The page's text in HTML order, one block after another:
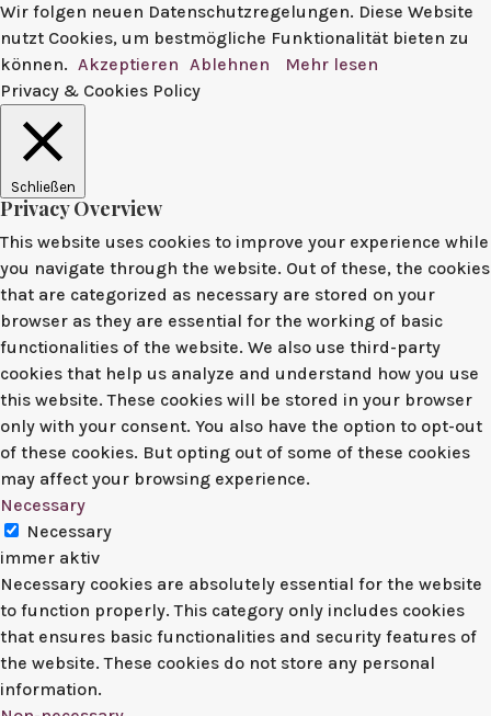
Wir folgen neuen Datenschutzregelungen. Diese Website
nutzt Cookies, um bestmögliche Funktionalität bieten zu
können. Akzeptieren Ablehnen
Mehr lesen
Privacy & Cookies Policy
Schließen
Privacy Overview
This website uses cookies to improve your experience while
you navigate through the website. Out of these, the cookies
that are categorized as necessary are stored on your
browser as they are essential for the working of basic
functionalities of the website. We also use third-party
cookies that help us analyze and understand how you use
this website. These cookies will be stored in your browser
only with your consent. You also have the option to opt-out
of these cookies. But opting out of some of these cookies
may affect your browsing experience.
Necessary
Necessary
immer aktiv
Necessary cookies are absolutely essential for the website
to function properly. This category only includes cookies
that ensures basic functionalities and security features of
the website. These cookies do not store any personal
information.